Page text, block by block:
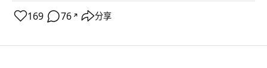
169 76 ↗ 分享